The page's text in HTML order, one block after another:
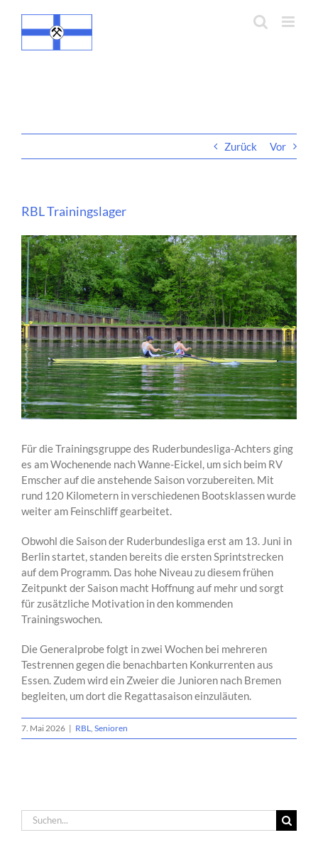
springen
Zurück Vor
RBL Trainingslager
Zeige
grösseres
Bild
Für die Trainingsgruppe des Ruderbundesliga-Achters ging
es am Wochenende nach Wanne-Eickel, um sich beim RV
Emscher auf die anstehende Saison vorzubereiten. Mit
rund 120 Kilometern in verschiedenen Bootsklassen wurde
weiter am Feinschliff gearbeitet.
Obwohl die Saison der Ruderbundesliga erst am 13. Juni in
Berlin startet, standen bereits die ersten Sprintstrecken
auf dem Programm. Das hohe Niveau zu diesem frühen
Zeitpunkt der Saison macht Hoffnung auf mehr und sorgt
für zusätzliche Motivation in den kommenden
Trainingswochen.
Die Generalprobe folgt in zwei Wochen bei mehreren
Testrennen gegen die benachbarten Konkurrenten aus
Essen. Zudem wird ein Zweier die Junioren nach Bremen
begleiten, um dort die Regattasaison einzuläuten.
7. Mai 2026 | RBL Senioren
Suche
nach: